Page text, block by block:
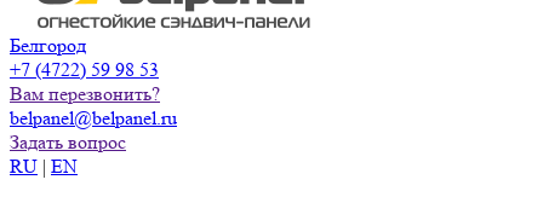
Белгород
+7 (4722) 59 98 53
Вам перезвонить?
belpanel@belpanel.ru
Задать вопрос
RU | EN